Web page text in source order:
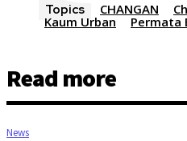
Topics CHANGAN
Kaum Urban
Permata
Read more
News